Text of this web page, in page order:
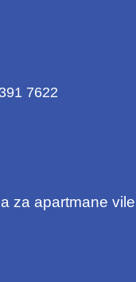
7622
za apartmane